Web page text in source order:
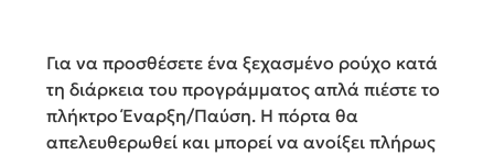
Για να προσθέσετε ένα ξεχασμένο ρούχο κατά
τη διάρκεια του προγράμματος απλά πιέστε το
πλήκτρο Έναρξη/Παύση. Η πόρτα θα
απελευθερωθεί και μπορεί να ανοίξει πλήρως